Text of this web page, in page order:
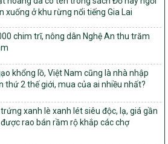
2026-2035, giai đoạn I: Từ năm 2026
số nội dung tiêu chí, điều kiện thuộc Bộ
thôn mới giai đoạn 2026 – 2030 thuộc
của Bộ Nông nghiệp và Môi trường
mục tiêu quốc gia xây dựng nông thôn
và phát triển kinh tế – xã hội vùng
và miền núi giai đoạn 2026-2035, giai
năm 2030
xuống ở khu rừng nổi tiếng Gia Lai
chim trĩ, nông dân Nghệ An thu trăm
khổng lồ, Việt Nam cũng là nhà nhập
thứ 2 thế giới, mua của ai nhiều nhất?
xanh lè xanh lét siêu độc, lạ, giá gần
rao bán rầm rộ khắp các chợ